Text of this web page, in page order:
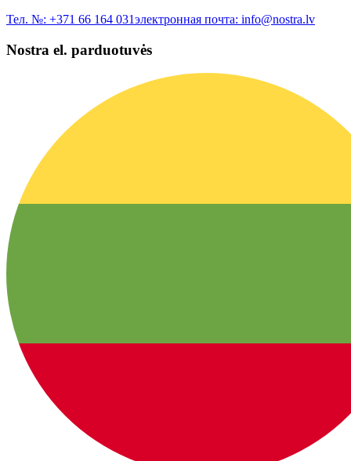
Тел. №: +371 66 164 031электронная почта: info@nostra.lv
Nostra el. parduotuvės